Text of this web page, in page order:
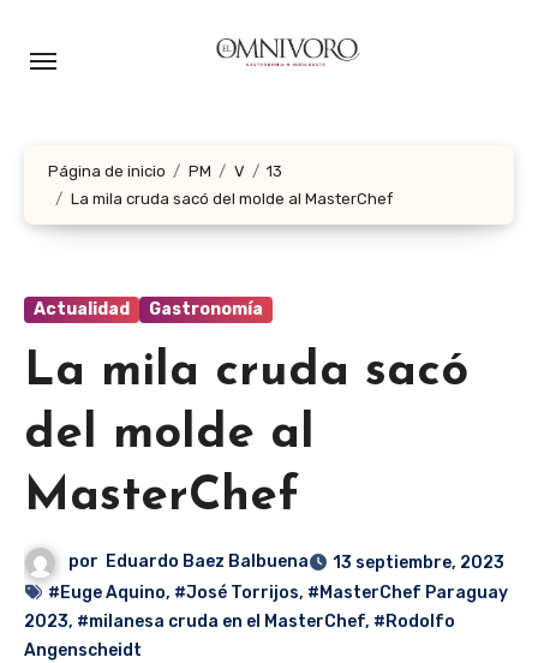
Página de inicio PM V
13
La mila cruda sacó del molde al MasterChef
Actualidad Gastronomía
La mila cruda sacó
del molde al
MasterChef
por Eduardo Baez Balbuena
13 septiembre, 2023
#Euge Aquino, #José Torrijos, #MasterChef Paraguay
2023, #milanesa cruda en el MasterChef, #Rodolfo
Angenscheidt